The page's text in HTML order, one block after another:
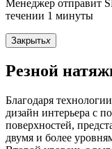
Менеджер отправит
течении 1 минуты
Закрытьx
Резной
Благодаря
дизайн интерьера с
поверхностей,
двумя и более